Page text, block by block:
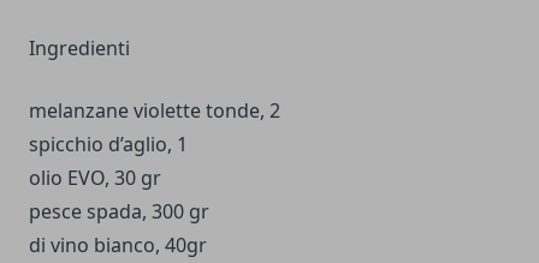
Ingredienti
melanzane violette tonde, 2
spicchio d’aglio, 1
olio EVO, 30 gr
pesce spada, 300 gr
di vino bianco, 40gr